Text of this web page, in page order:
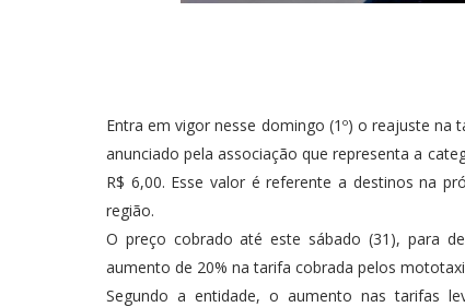
Entra em vigor nesse domingo (1º) o reajuste
anunciado pela associação que representa a
R$ 6,00. Esse valor é referente a destinos na
região.
O preço cobrado até este sábado (31), para
aumento de 20% na tarifa cobrada pelos
Segundo a entidade, o aumento nas tarifas